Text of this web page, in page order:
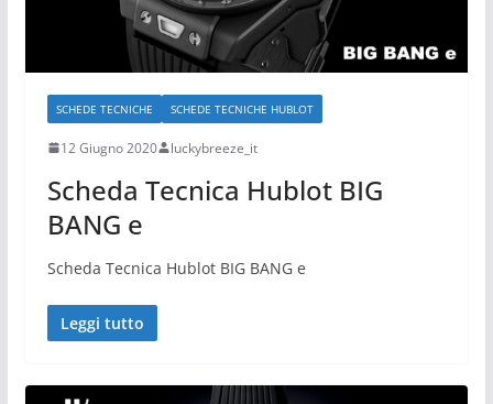
SCHEDE TECNICHE SCHEDE TECNICHE HUBLOT
12 Giugno 2020 luckybreeze_it
Scheda Tecnica Hublot BIG
BANG e
Scheda Tecnica Hublot BIG BANG e
Leggi tutto